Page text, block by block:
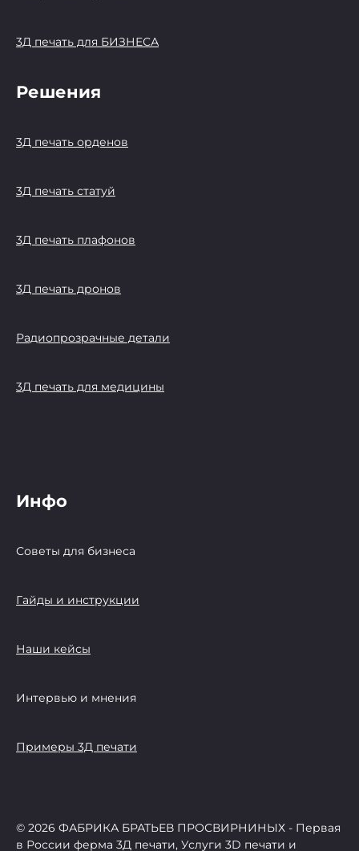
3Д печать для БИЗНЕСА
Решения
3Д печать орденов
3Д печать статуй
3Д печать плафонов
3Д печать дронов
Радиопрозрачные детали
3Д печать для медицины
Инфо
Советы для бизнеса
Гайды и инструкции
Наши кейсы
Интервью и мнения
Примеры 3Д печати
© 2026 ФАБРИКА БРАТЬЕВ ПРОСВИРНИНЫХ - Первая
в России ферма 3Д печати, Услуги 3D печати и